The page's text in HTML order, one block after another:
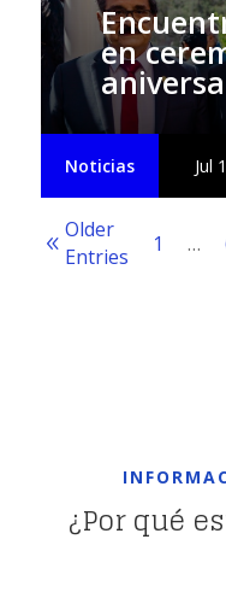
en
Noticias Jul
Older
Entries
1 …
¿Por qué